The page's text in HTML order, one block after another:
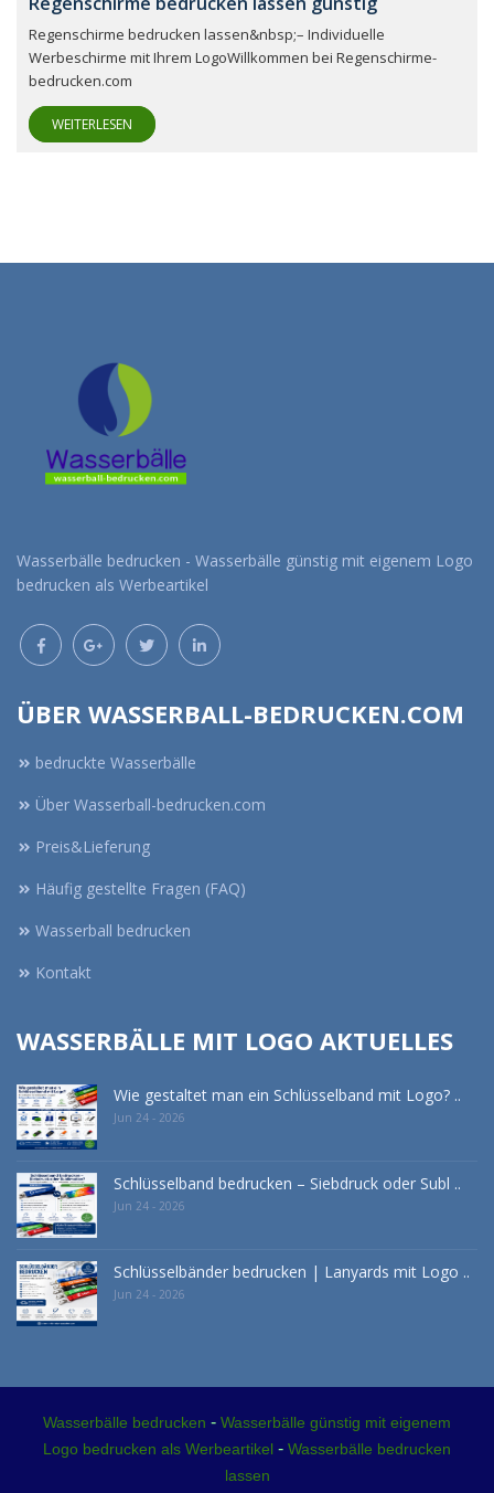
Regenschirme bedrucken lassen&nbsp;– Individuelle
Werbeschirme mit Ihrem LogoWillkommen bei Regenschirme-
bedrucken.com
WEITERLESEN
Wasserbälle bedrucken - Wasserbälle günstig mit eigenem Logo
bedrucken als Werbeartikel
ÜBER WASSERBALL-BEDRUCKEN.COM
bedruckte Wasserbälle
Über Wasserball-bedrucken.com
Preis&Lieferung
Häufig gestellte Fragen (FAQ)
Wasserball bedrucken
Kontakt
WASSERBÄLLE MIT LOGO AKTUELLES
Wie gestaltet man ein Schlüsselband mit Logo? ..
Jun 24 - 2026
Schlüsselband bedrucken – Siebdruck oder Subl ..
Jun 24 - 2026
Schlüsselbänder bedrucken | Lanyards mit Logo ..
Jun 24 - 2026
Wasserbälle bedrucken - Wasserbälle günstig mit eigenem
Logo bedrucken als Werbeartikel - Wasserbälle bedrucken
lassen